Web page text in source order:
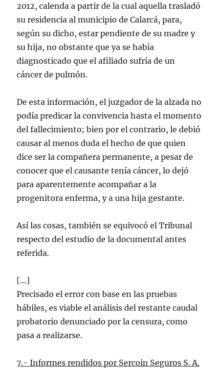
2012, calenda a partir de la cual aquella trasladó
su residencia al municipio de Calarcá, para,
según su dicho, estar pendiente de su madre y
su hija, no obstante que ya se había
diagnosticado que el afiliado sufría de un
cáncer de pulmón.
De esta información, el juzgador de la alzada no
podía predicar la convivencia hasta el momento
del fallecimiento; bien por el contrario, le debió
causar al menos duda el hecho de que quien
dice ser la compañera permanente, a pesar de
conocer que el causante tenía cáncer, lo dejó
para aparentemente acompañar a la
progenitora enferma, y a una hija gestante.
Así las cosas, también se equivocó el Tribunal
respecto del estudio de la documental antes
referida.
[…]
Precisado el error con base en las pruebas
hábiles, es viable el análisis del restante caudal
probatorio denunciado por la censura, como
pasa a realizarse.
7.- Informes rendidos por Sercoin Seguros S. A.